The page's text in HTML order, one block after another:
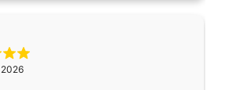
Качеством осталась
так, как и ожидала.